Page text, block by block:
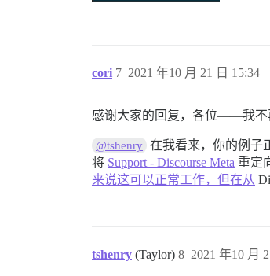
cori 2021 年10 月 21 日 15:34
7
感谢大家的回复，各位——我不
@tshenry 在我看来，你的例子
将 Support - Discourse Meta 重定
来说这可以正常工作，但在从
tshenry (Taylor) 2021 年10 月
8